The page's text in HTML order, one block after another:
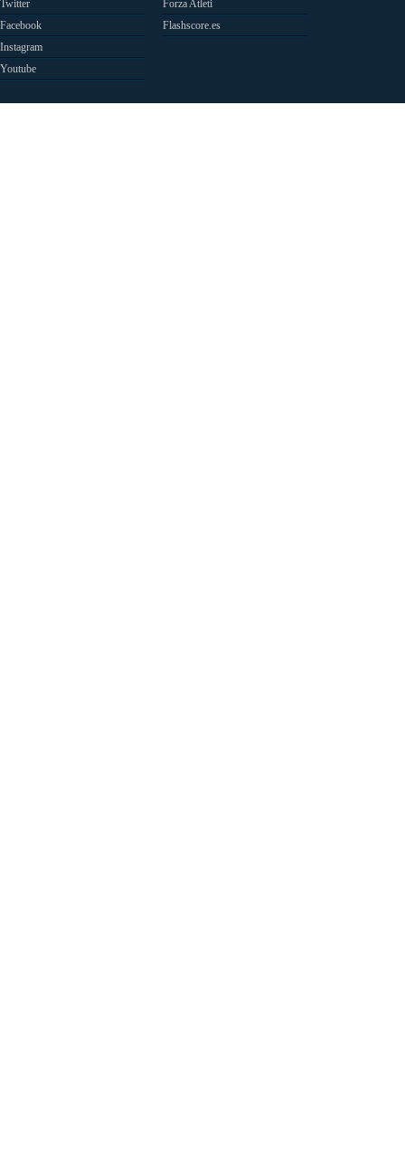
Twitter
Facebook
Instagram
Youtube
Forza Atleti
Flashscore.es